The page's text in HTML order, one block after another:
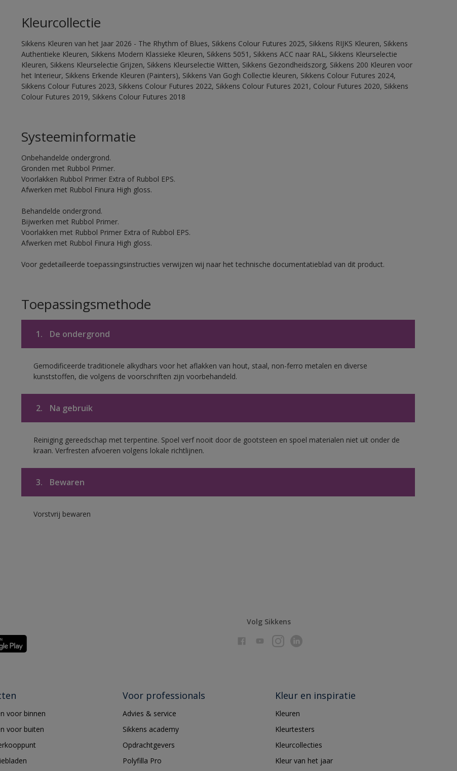
Kleurcollectie
Sikkens Kleuren van het Jaar 2026 - The Rhythm of Blues, Sikkens Colour Futures 2025, Sikkens RIJKS Kleuren, Sikkens
Authentieke Kleuren, Sikkens Modern Klassieke Kleuren, Sikkens 5051, Sikkens ACC naar RAL, Sikkens Kleurselectie
Kleuren, Sikkens Kleurselectie Grijzen, Sikkens Kleurselectie Witten, Sikkens Gezondheidszorg, Sikkens 200 Kleuren voor
het Interieur, Sikkens Erkende Kleuren (Painters), Sikkens Van Gogh Collectie kleuren, Sikkens Colour Futures 2024,
Sikkens Colour Futures 2023, Sikkens Colour Futures 2022, Sikkens Colour Futures 2021, Colour Futures 2020, Sikkens
Colour Futures 2019, Sikkens Colour Futures 2018
Systeeminformatie
Onbehandelde ondergrond.
Gronden met Rubbol Primer.
Voorlakken Rubbol Primer Extra of Rubbol EPS.
Afwerken met Rubbol Finura High gloss.
Behandelde ondergrond.
Bijwerken met Rubbol Primer.
Voorlakken met Rubbol Primer Extra of Rubbol EPS.
Afwerken met Rubbol Finura High gloss.
Voor gedetailleerde toepassingsinstructies verwijzen wij naar het technische documentatieblad van dit product.
Toepassingsmethode
1. De ondergrond
Gemodificeerde traditionele alkydhars voor het aflakken van hout, staal, non-ferro metalen en diverse
kunststoffen, die volgens de voorschriften zijn voorbehandeld.
2. Na gebruik
Reiniging gereedschap met terpentine. Spoel verf nooit door de gootsteen en spoel materialen niet uit onder de
kraan. Verfresten afvoeren volgens lokale richtlijnen.
3. Bewaren
Vorstvrij bewaren
Volg Sikkens
voor binnen
voor buiten
Voor professionals
Advies & service
Sikkens academy
Opdrachtgevers
Polyfilla Pro
Kleur en inspiratie
Kleuren
Kleurtesters
Kleurcollecties
Kleur van het jaar